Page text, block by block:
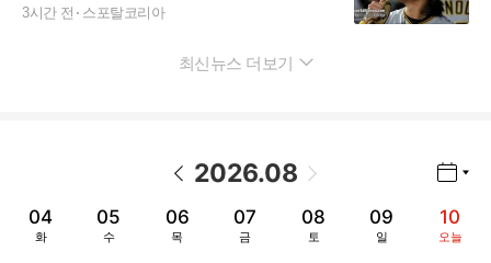
라니..."정말 감탄 나온다, 그야말로 프로페
3시간 전 스포탈코리아
최신뉴스 더보기
2026.08
04
화
05
수
06
목
07
금
08
토
09
일
10
오늘